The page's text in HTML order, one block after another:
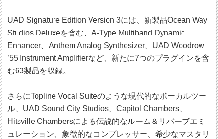
UAD Signature Edition Version 3には、新製品Ocean Way
Studios Deluxeを含む、A-Type Multiband Dynamic
Enhancer、Anthem Analog Synthesizer、UAD Woodrow
’55 Instrument Amplifierなど、新たに7つのプラグインを含
む63製品を収録。
さらにTopline Vocal Suiteのような現代的なボーカルツー
ル、UAD Sound City Studios、Capitol Chambers、
Hitsville Chambersによる伝説的なルーム＆リバーブエミ
ュレーション、象徴的なコンプレッサー、希少なマスタリ